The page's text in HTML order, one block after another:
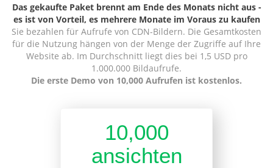
Das gekaufte Paket brennt am Ende des Monats nicht aus -
es ist von Vorteil, es mehrere Monate im Voraus zu kaufen
Sie bezahlen für Aufrufe von CDN-Bildern. Die Gesamtkosten
für die Nutzung hängen von der Menge der Zugriffe auf Ihre
Website ab. Im Durchschnitt liegt dies bei 1,5 USD pro
1.000.000 Bildaufrufe.
Die erste Demo von 10,000 Aufrufen ist kostenlos.
10,000
ansichten